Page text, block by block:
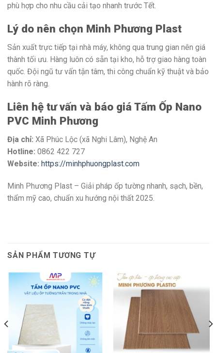
phù hợp cho nhu cầu cải tạo nhanh trước Tết.
Lý do nên chọn Minh Phương Plast
Sản xuất trực tiếp tại nhà máy, không qua trung gian nên giá
thành tối ưu. Hàng luôn có sẵn tại kho, hỗ trợ giao hàng toàn
quốc. Đội ngũ tư vấn tận tâm, thi công chuẩn kỹ thuật và bảo
hành rõ ràng.
Liên hệ tư vấn và báo giá Tấm Ốp Nano
PVC Minh Phương
Địa chỉ: Xã Phúc Lộc (xã Nghi Lâm), Nghệ An
Hotline: 0862 422 727
Website: https://minhphuongplast.com
Minh Phương Plast – Giải pháp ốp tường nhanh, sạch, bền,
thẩm mỹ cao, chuẩn xu hướng nội thất 2025.
SẢN PHẨM TƯƠNG TỰ